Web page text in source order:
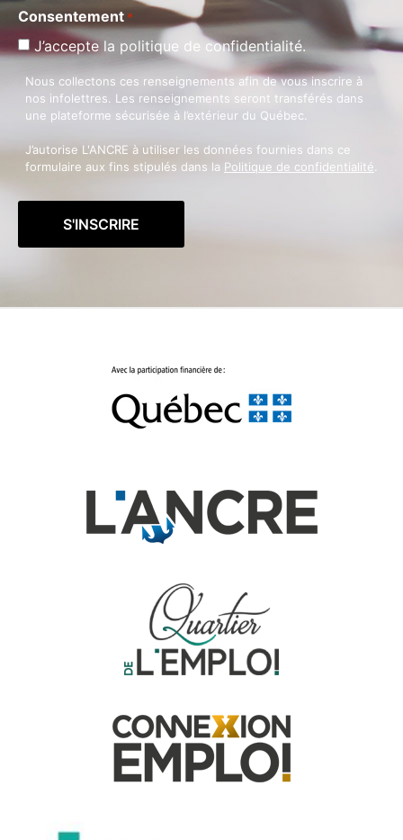
Consentement *
J’accepte la politique de confidentialité.
Nous collectons ces renseignements afin de vous inscrire à
nos infolettres. Les renseignements seront transférés dans
une plateforme sécurisée à l’extérieur du Québec.
J’autorise L'ANCRE à utiliser les données fournies dans ce
formulaire aux fins stipulés dans la Politique de confidentialité